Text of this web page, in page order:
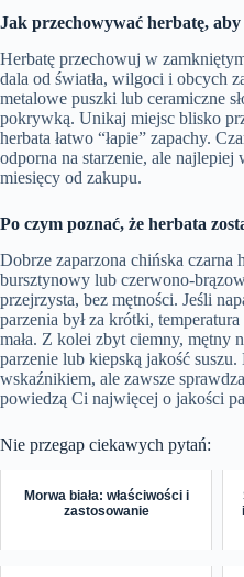
Jak przechowywać herbatę, aby
Herbatę przechowuj w
dala od światła, wilgoci i obcych
metalowe puszki lub ceramiczne
pokrywką. Unikaj miejsc blisko
herbata łatwo “łapie” zapachy.
odporna na starzenie, ale
miesięcy od zakupu.
Po czym poznać, że herbata
Dobrze zaparzona chińska czarna
bursztynowy lub czerwono-
przejrzysta, bez mętności. Jeśli
parzenia był za krótki,
mała. Z kolei zbyt ciemny, mętny
parzenie lub kiepską jakość
wskaźnikiem, ale zawsze
powiedzą Ci najwięcej o jakości
Nie przegap ciekawych pytań:
Morwa biała: właściwości i
zastosowanie